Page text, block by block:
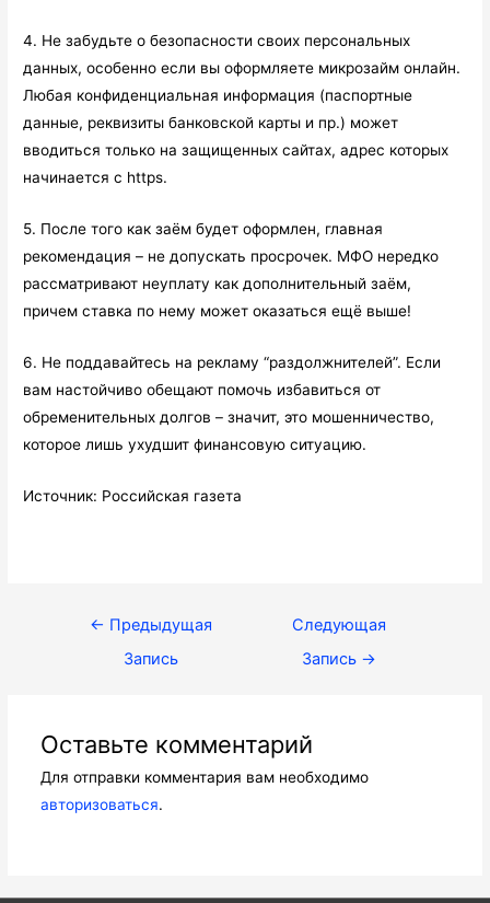
4. Не забудьте о безопасности своих персональных
данных, особенно если вы оформляете микрозайм онлайн.
Любая конфиденциальная информация (паспортные
данные, реквизиты банковской карты и пр.) может
вводиться только на защищенных сайтах, адрес которых
начинается с https.
5. После того как заём будет оформлен, главная
рекомендация – не допускать просрочек. МФО нередко
рассматривают неуплату как дополнительный заём,
причем ставка по нему может оказаться ещё выше!
6. Не поддавайтесь на рекламу “раздолжнителей”. Если
вам настойчиво обещают помочь избавиться от
обременительных долгов – значит, это мошенничество,
которое лишь ухудшит финансовую ситуацию.
Источник: Российская газета
Навигация
← Предыдущая
Запись
Следующая
Запись →
Оставьте комментарий
Для отправки комментария вам необходимо
авторизоваться.